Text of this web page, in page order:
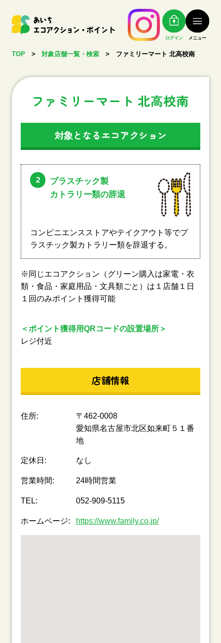
ログイン メニュー
TOP > 対象店舗一覧・検索 > ファミリーマート 北高校南
ファミリーマート 北高校南
対象となるエコアクション
2
プラスチック製
カトラリー類の辞退
コンビニエンスストアやテイクアウト等でプ
ラスチック製カトラリー類を辞退する。
※同じエコアクション（グリーン購入は家電・衣
類・食品・家庭用品・文具類ごと）は１店舗１日
１回のみポイント獲得可能
＜ポイント獲得用QRコードの設置場所＞
レジ付近
店舗情報
住所:
〒462-0008
愛知県名古屋市北区如来町５１番
地
定休日: なし
営業時間: 24時間営業
TEL: 052-909-5115
ホームページ: https://www.family.co.jp/